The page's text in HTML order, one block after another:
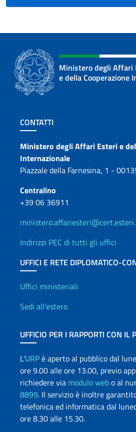
Ministero degli Affari
e della Cooperazione
Sezione footer
CONTATTI
Contatti
Ministero degli Affari Esteri e
Internazionale
Piazzale della Farnesina, 1 -
Centralino
+39 06 36911
Indirizzi PEC di tutti gli uffici
UFFICI E RETE DIPLOMATICO-
Uffici e Rete
Uffici ministeriali
Sedi all'estero
UFFICIO PER I RAPPORTI CON IL
L'URPè aperto al pubblico dal
ore 9.00 alle ore 13.00, previo
richiedere via modulo webo al
8899. Il servizio è inoltre
telefonica ed informatica dal
ore 8.30 alle 15.30.